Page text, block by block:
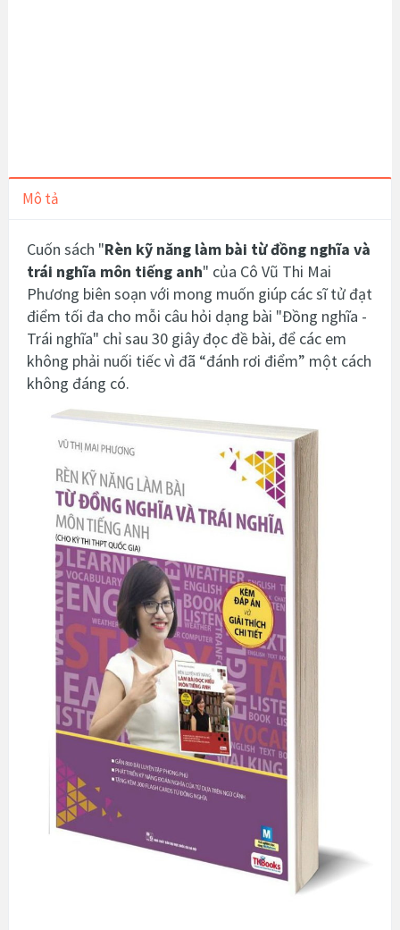
Mô tả
Cuốn sách "Rèn kỹ năng làm bài từ đồng nghĩa và
trái nghĩa môn tiếng anh" của Cô Vũ Thi Mai
Phương biên soạn với mong muốn giúp các sĩ tử đạt
điểm tối đa cho mỗi câu hỏi dạng bài "Đồng nghĩa -
Trái nghĩa" chỉ sau 30 giây đọc đề bài, để các em
không phải nuối tiếc vì đã “đánh rơi điểm” một cách
không đáng có.